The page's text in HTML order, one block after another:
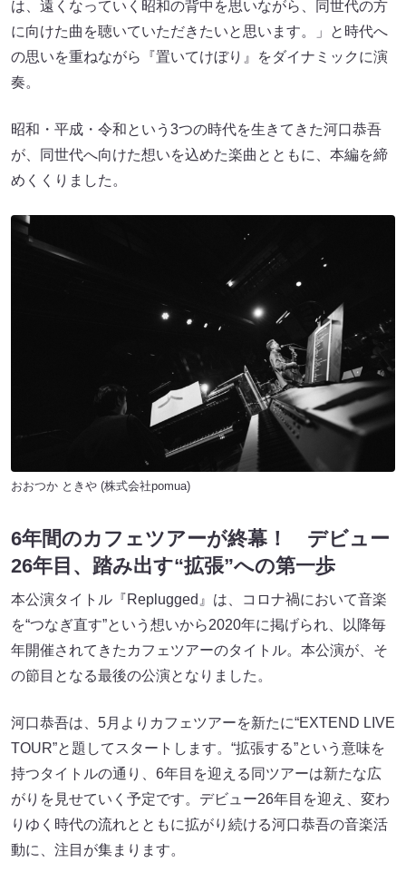
は、遠くなっていく昭和の背中を思いながら、同世代の方
に向けた曲を聴いていただきたいと思います。」と時代へ
の思いを重ねながら『置いてけぼり』をダイナミックに演
奏。
昭和・平成・令和という3つの時代を生きてきた河口恭吾
が、同世代へ向けた想いを込めた楽曲とともに、本編を締
めくくりました。
おおつか ときや (株式会社pomua)
6年間のカフェツアーが終幕！ デビュー
26年目、踏み出す“拡張”への第一歩
本公演タイトル『Replugged』は、コロナ禍において音楽
を“つなぎ直す”という想いから2020年に掲げられ、以降毎
年開催されてきたカフェツアーのタイトル。本公演が、そ
の節目となる最後の公演となりました。
河口恭吾は、5月よりカフェツアーを新たに“EXTEND LIVE
TOUR”と題してスタートします。“拡張する”という意味を
持つタイトルの通り、6年目を迎える同ツアーは新たな広
がりを見せていく予定です。デビュー26年目を迎え、変わ
りゆく時代の流れとともに拡がり続ける河口恭吾の音楽活
動に、注目が集まります。